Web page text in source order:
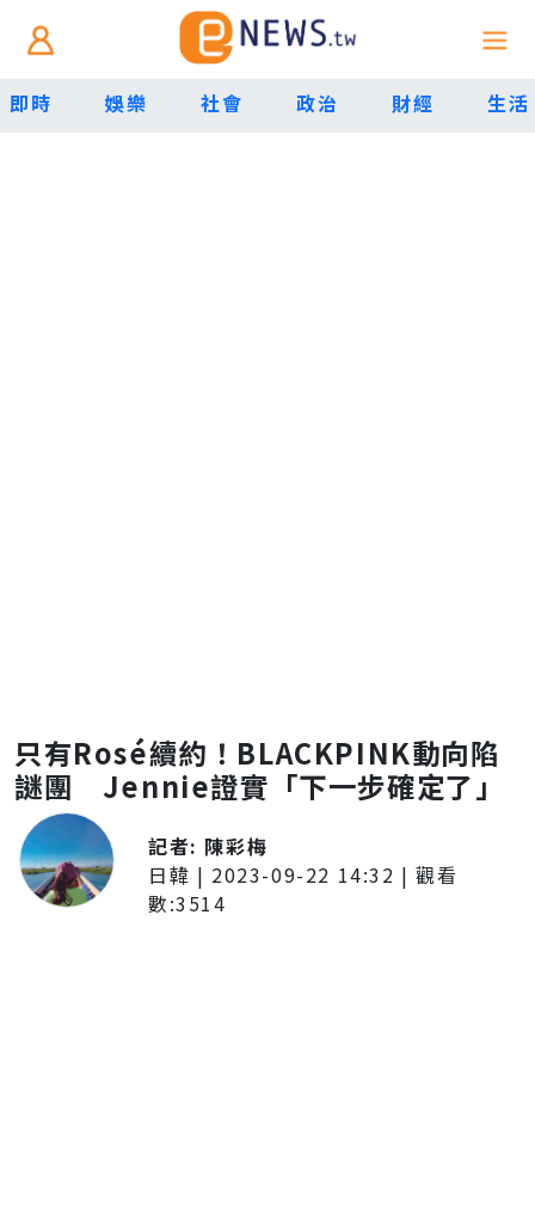
即時 娛樂 社會 政治 財經 生活
只有Rosé續約！BLACKPINK動向陷
謎團 Jennie證實「下一步確定了」
記者: 陳彩梅
日韓 | 2023-09-22 14:32 | 觀看
數:3514